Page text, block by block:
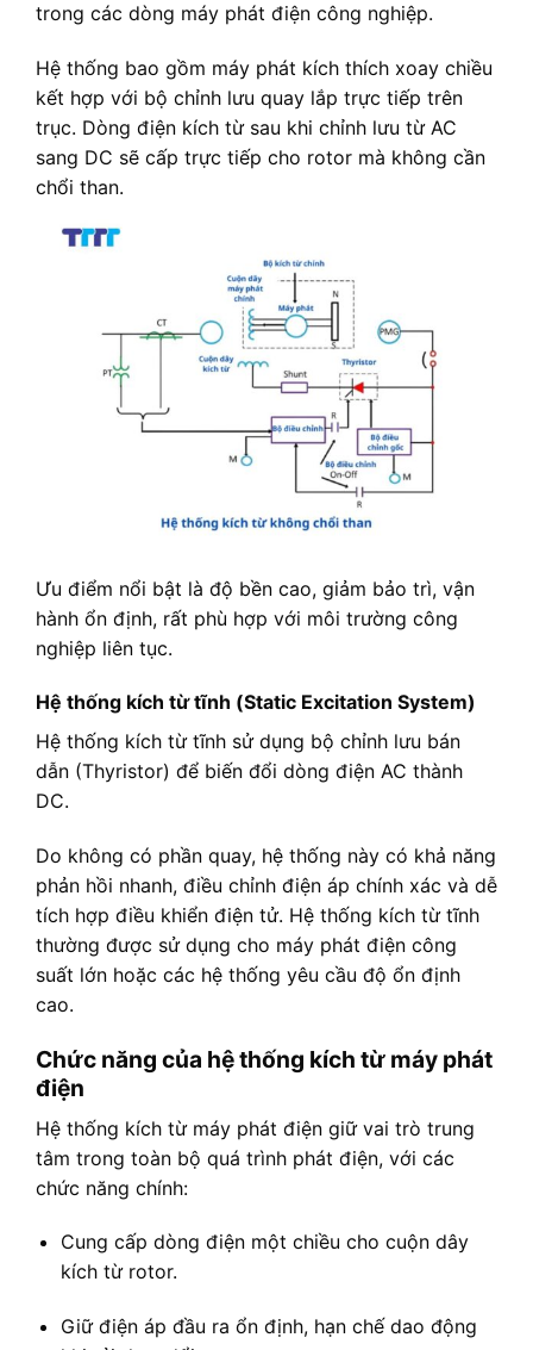
trong các dòng máy phát điện công nghiệp.
Hệ thống bao gồm máy phát kích thích xoay chiều
kết hợp với bộ chỉnh lưu quay lắp trực tiếp trên
trục. Dòng điện kích từ sau khi chỉnh lưu từ AC
sang DC sẽ cấp trực tiếp cho rotor mà không cần
chổi than.
Ưu điểm nổi bật là độ bền cao, giảm bảo trì, vận
hành ổn định, rất phù hợp với môi trường công
nghiệp liên tục.
Hệ thống kích từ tĩnh (Static Excitation System)
Hệ thống kích từ tĩnh sử dụng bộ chỉnh lưu bán
dẫn (Thyristor) để biến đổi dòng điện AC thành
DC.
Do không có phần quay, hệ thống này có khả năng
phản hồi nhanh, điều chỉnh điện áp chính xác và dễ
tích hợp điều khiển điện tử. Hệ thống kích từ tĩnh
thường được sử dụng cho máy phát điện công
suất lớn hoặc các hệ thống yêu cầu độ ổn định
cao.
Chức năng của hệ thống kích từ máy phát
điện
Hệ thống kích từ máy phát điện giữ vai trò trung
tâm trong toàn bộ quá trình phát điện, với các
chức năng chính:
Cung cấp dòng điện một chiều cho cuộn dây
kích từ rotor.
Giữ điện áp đầu ra ổn định, hạn chế dao động